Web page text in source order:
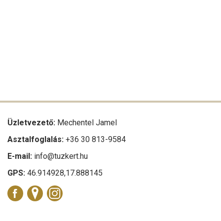
Üzletvezető: Mechentel Jamel
Asztalfoglalás: +36 30 813-9584
E-mail: info@tuzkert.hu
GPS: 46.914928,17.888145